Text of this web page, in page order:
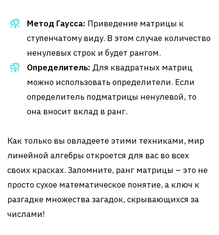
Метод Гаусса: Приведение матрицы к
ступенчатому виду. В этом случае количество
ненулевых строк и будет рангом.
Определитель: Для квадратных матриц
можно использовать определители. Если
определитель подматрицы ненулевой, то
она вносит вклад в ранг.
Как только вы овладеете этими техниками, мир
линейной алгебры откроется для вас во всех
своих красках. Запомните, ранг матрицы – это не
просто сухое математическое понятие, а ключ к
разгадке множества загадок, скрывающихся за
числами!